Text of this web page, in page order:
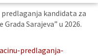
kandidata za
Sarajeva” u 2026.
predlaganja-